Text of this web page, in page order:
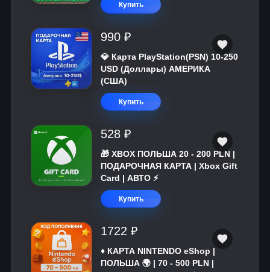
Купить
990 ₽
💎 Карта PlayStation(PSN) 10-250
USD (Доллары) АМЕРИКА
(США)
Купить
528 ₽
🎁 XBOX ПОЛЬША 20 - 200 PLN |
ПОДАРОЧНАЯ КАРТА | Xbox Gift
Card | АВТО ⚡
Купить
1722 ₽
♦️ КАРТА NINTENDO eShop |
ПОЛЬША 🌍 | 70 - 500 PLN |